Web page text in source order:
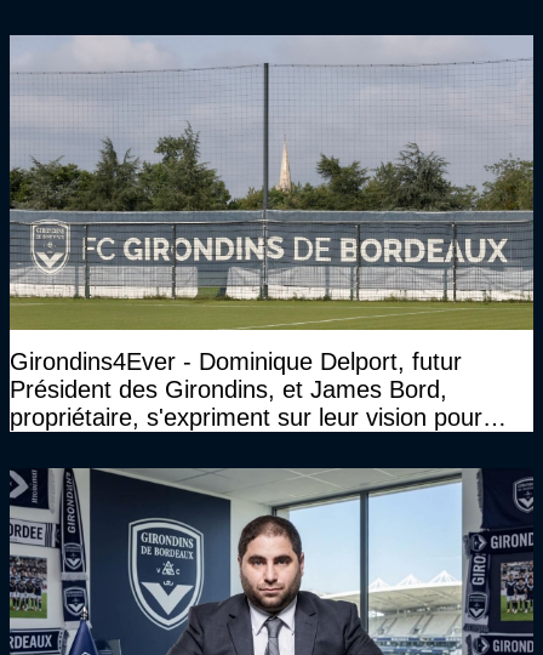
Girondins4Ever - Dominique Delport, futur
Président des Girondins, et James Bord,
propriétaire, s'expriment sur leur vision pour